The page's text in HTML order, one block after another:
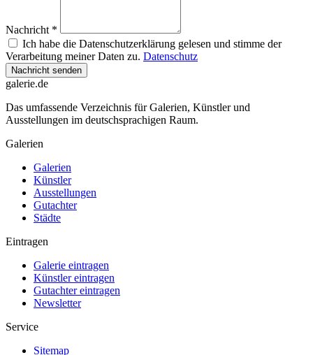
Nachricht *
Ich habe die Datenschutzerklärung gelesen und stimme der
Verarbeitung meiner Daten zu. Datenschutz
Nachricht senden
galerie.de
Das umfassende Verzeichnis für Galerien, Künstler und
Ausstellungen im deutschsprachigen Raum.
Galerien
Galerien
Künstler
Ausstellungen
Gutachter
Städte
Eintragen
Galerie eintragen
Künstler eintragen
Gutachter eintragen
Newsletter
Service
Sitemap